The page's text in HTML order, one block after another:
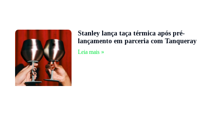
Stanley lança taça térmica após pré-
lançamento em parceria com Tanqueray
Leia mais »